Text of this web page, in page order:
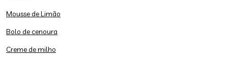
Mousse de Limão
Bolo de cenoura
Creme de milho